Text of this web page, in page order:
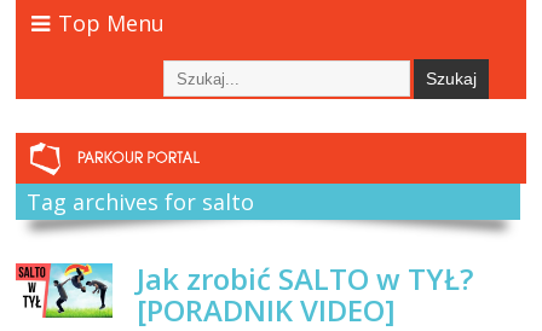
Top Menu
Tag archives for salto
Jak zrobić SALTO w TYŁ?
[PORADNIK VIDEO]